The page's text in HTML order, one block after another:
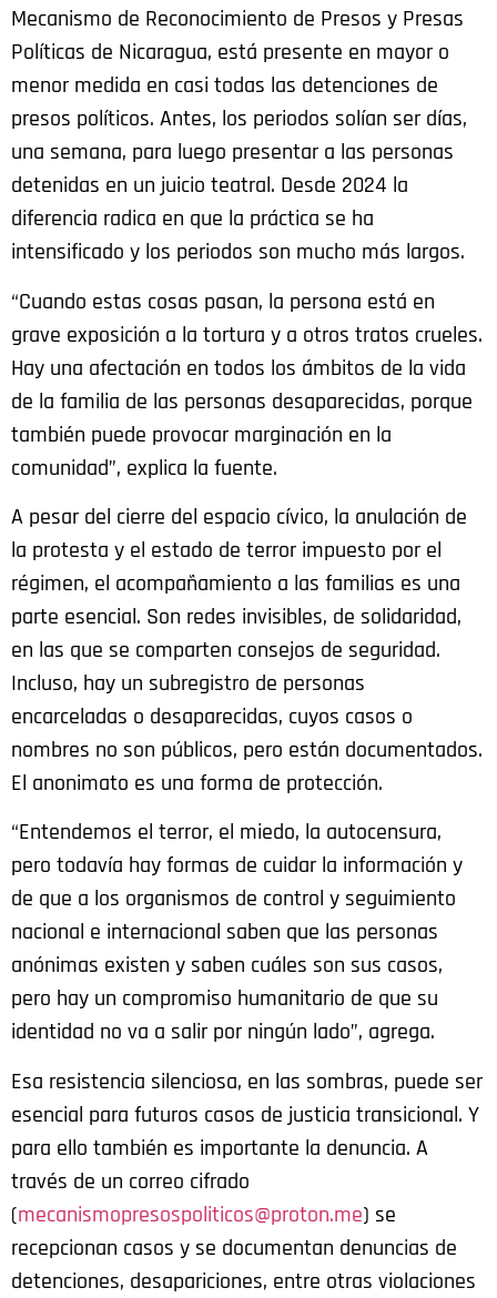
Mecanismo de Reconocimiento de Presos y Presas
Políticas de Nicaragua, está presente en mayor o
menor medida en casi todas las detenciones de
presos políticos. Antes, los periodos solían ser días,
una semana, para luego presentar a las personas
detenidas en un juicio teatral. Desde 2024 la
diferencia radica en que la práctica se ha
intensificado y los periodos son mucho más largos.
“Cuando estas cosas pasan, la persona está en
grave exposición a la tortura y a otros tratos crueles.
Hay una afectación en todos los ámbitos de la vida
de la familia de las personas desaparecidas, porque
también puede provocar marginación en la
comunidad”, explica la fuente.
A pesar del cierre del espacio cívico, la anulación de
la protesta y el estado de terror impuesto por el
régimen, el acompañamiento a las familias es una
parte esencial. Son redes invisibles, de solidaridad,
en las que se comparten consejos de seguridad.
Incluso, hay un subregistro de personas
encarceladas o desaparecidas, cuyos casos o
nombres no son públicos, pero están documentados.
El anonimato es una forma de protección.
“Entendemos el terror, el miedo, la autocensura,
pero todavía hay formas de cuidar la información y
de que a los organismos de control y seguimiento
nacional e internacional saben que las personas
anónimas existen y saben cuáles son sus casos,
pero hay un compromiso humanitario de que su
identidad no va a salir por ningún lado”, agrega.
Esa resistencia silenciosa, en las sombras, puede ser
esencial para futuros casos de justicia transicional. Y
para ello también es importante la denuncia. A
través de un correo cifrado
(mecanismopresospoliticos@proton.me) se
recepcionan casos y se documentan denuncias de
detenciones, desapariciones, entre otras violaciones